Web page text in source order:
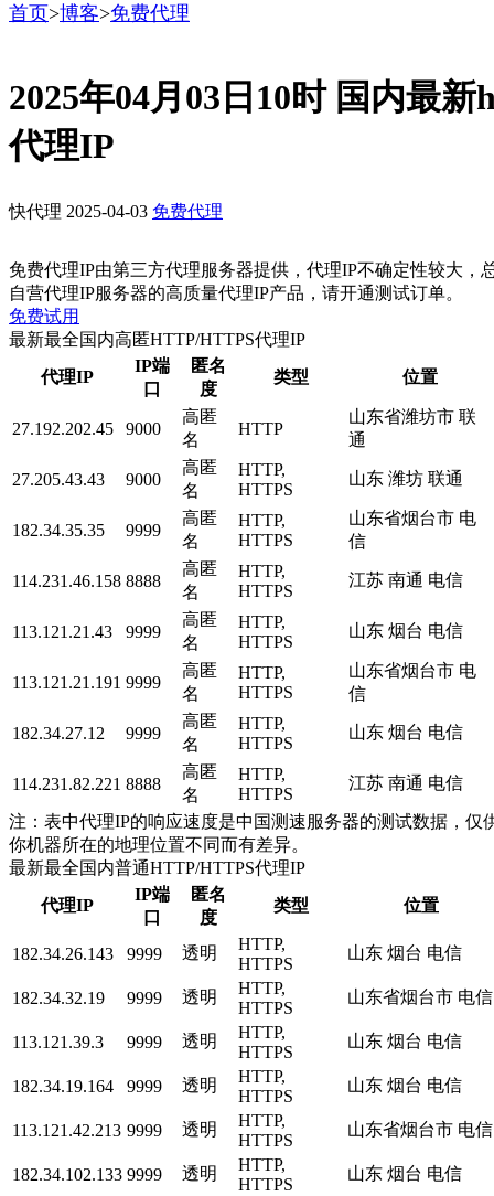
首页>博客>免费代理
2025年04月03日10时 国内最
代理IP
快代理 2025-04-03 免费代理
免费代理IP由第三方代理服务器提供，代理IP不确定性较大，
自营代理IP服务器的高质量代理IP产品，请开通测试订单。
免费试用
最新最全国内高匿HTTP/HTTPS代理IP
代理IP
IP端
口
匿名
度
类型 位置
27.192.202.45 9000
高匿
名
HTTP
山东省潍坊市 联
通
27.205.43.43 9000
高匿
名
HTTP,
HTTPS
山东 潍坊 联通
182.34.35.35 9999
高匿
名
HTTP,
HTTPS
山东省烟台市 电
信
114.231.46.158 8888
高匿
名
HTTP,
HTTPS
江苏 南通 电信
113.121.21.43 9999
高匿
名
HTTP,
HTTPS
山东 烟台 电信
113.121.21.191 9999
高匿
名
HTTP,
HTTPS
山东省烟台市 电
信
182.34.27.12 9999
高匿
名
HTTP,
HTTPS
山东 烟台 电信
114.231.82.221 8888
高匿
名
HTTP,
HTTPS
江苏 南通 电信
注：表中代理IP的响应速度是中国测速服务器的测试数据，仅
你机器所在的地理位置不同而有差异。
最新最全国内普通HTTP/HTTPS代理IP
代理IP
IP端
口
匿名
度
类型 位置
182.34.26.143 9999 透明
HTTP,
HTTPS
山东 烟台 电信
182.34.32.19 9999 透明
HTTP,
HTTPS
山东省烟台市 电信
113.121.39.3 9999 透明
HTTP,
HTTPS
山东 烟台 电信
182.34.19.164 9999 透明
HTTP,
HTTPS
山东 烟台 电信
113.121.42.213 9999 透明
HTTP,
HTTPS
山东省烟台市 电信
182.34.102.133 9999 透明
HTTP,
HTTPS
山东 烟台 电信